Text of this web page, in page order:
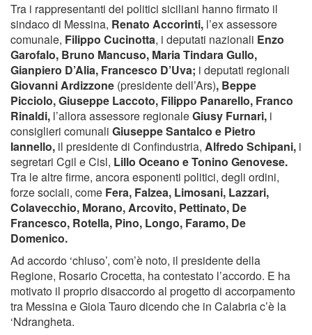
Tra i rappresentanti dei politici siciliani hanno firmato il
sindaco di Messina, Renato Accorinti, l’ex assessore
comunale, Filippo Cucinotta, i deputati nazionali Enzo
Garofalo, Bruno Mancuso, Maria Tindara Gullo,
Gianpiero D’Alia, Francesco D’Uva; i deputati regionali
Giovanni Ardizzone (presidente dell’Ars), Beppe
Picciolo, Giuseppe Laccoto, Filippo Panarello, Franco
Rinaldi, l’allora assessore regionaleGiusy Furnari, i
consiglieri comunali Giuseppe Santalco e Pietro
Iannello, il presidente di Confindustria, Alfredo Schipani, i
segretari Cgil e Cisl, Lillo Oceano e Tonino Genovese.
Tra le altre firme, ancora esponenti politici, degli ordini,
forze sociali, come Fera, Falzea, Limosani, Lazzari,
Colavecchio, Morano, Arcovito, Pettinato, De
Francesco, Rotella, Pino, Longo, Faramo, De
Domenico.
Ad accordo ‘chiuso’, com’è noto, il presidente della
Regione, Rosario Crocetta, ha contestato l’accordo. E ha
motivato il proprio disaccordo al progetto di accorpamento
tra Messina e Gioia Tauro dicendo che in Calabria c’è la
‘Ndrangheta.